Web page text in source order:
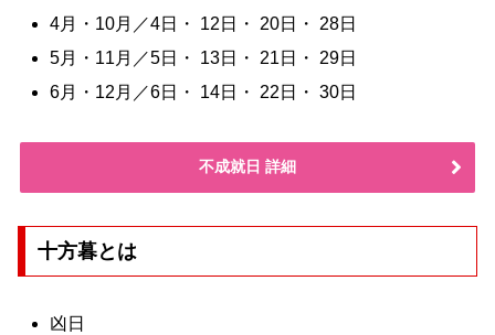
4月・10月／4日・ 12日・ 20日・ 28日
5月・11月／5日・ 13日・ 21日・ 29日
6月・12月／6日・ 14日・ 22日・ 30日
不成就日 詳細
十方暮とは
凶日